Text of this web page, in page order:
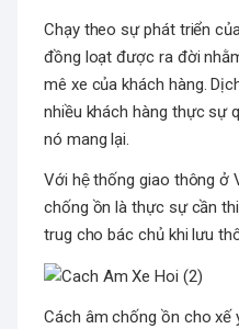
Chạy theo sự phát triển
đồng loạt được ra đời
mê xe của khách hàng.
nhiều khách hàng thực sự
nó mang lại.
Với hệ thống giao thông ở
chống ồn là thực sự cần
trug cho bác chủ khi lưu
Cách âm chống ồn cho